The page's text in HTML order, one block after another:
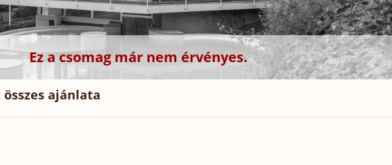
Ez a csomag már nem érvényes.
összes ajánlata